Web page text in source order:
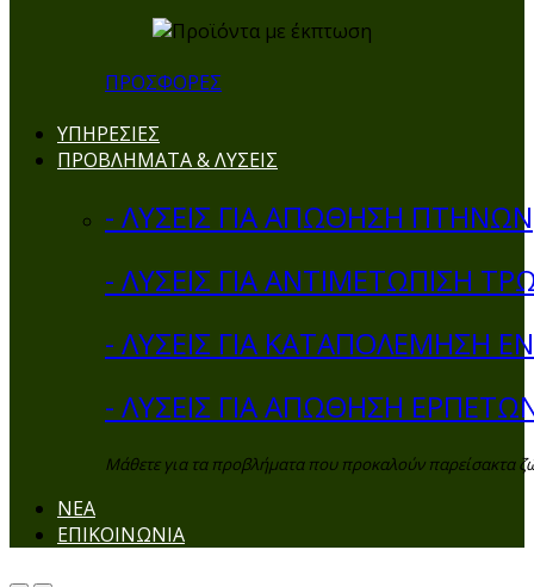
ΠΡΟΣΦΟΡΕΣ
ΥΠΗΡΕΣΙΕΣ
ΠΡΟΒΛΗΜΑΤΑ & ΛΥΣΕΙΣ
- ΛΥΣΕΙΣ ΓΙΑ ΑΠΩΘΗΣΗ ΠΤΗΝΩΝ
- ΛΥΣΕΙΣ ΓΙΑ ΑΝΤΙΜΕΤΩΠΙΣΗ
- ΛΥΣΕΙΣ ΓΙΑ ΚΑΤΑΠΟΛΕΜΗΣΗ
- ΛΥΣΕΙΣ ΓΙΑ ΑΠΩΘΗΣΗ
Μάθετε για τα προβλήματα που προκαλούν παρείσακτα
ΝΕΑ
ΕΠΙΚΟΙΝΩΝΙΑ